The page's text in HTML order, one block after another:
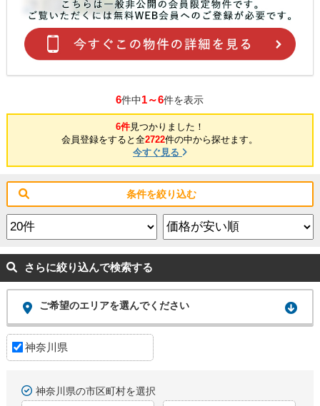
6件中1～6件を表示
6件見つかりました！
会員登録をすると全2722件の中から探せます。
今すぐ見る
条件を絞り込む
さらに絞り込んで検索する
ご希望のエリアを選んでください
神奈川県
神奈川県の市区町村を選択